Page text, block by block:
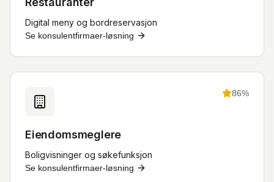
Digital meny og bordreservasjon
Se konsulentfirmaer-løsning
86%
Eiendomsmeglere
Boligvisninger og søkefunksjon
Se konsulentfirmaer-løsning